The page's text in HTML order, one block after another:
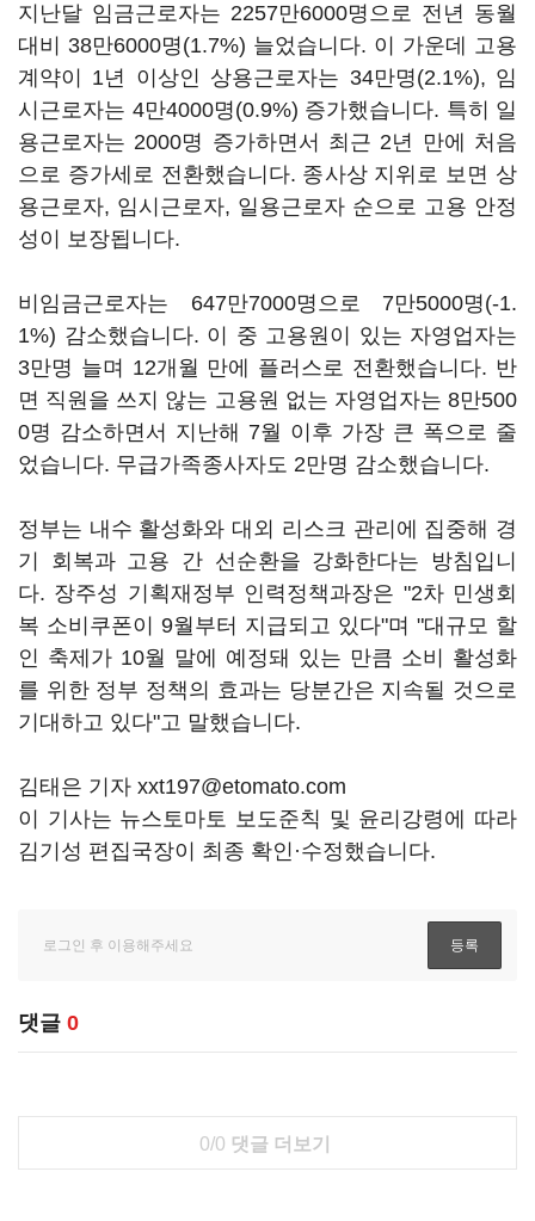
지난달 임금근로자는 2257만6000명으로 전년 동월
대비 38만6000명(1.7%) 늘었습니다. 이 가운데 고용
계약이 1년 이상인 상용근로자는 34만명(2.1%), 임
시근로자는 4만4000명(0.9%) 증가했습니다. 특히 일
용근로자는 2000명 증가하면서 최근 2년 만에 처음
으로 증가세로 전환했습니다. 종사상 지위로 보면 상
용근로자, 임시근로자, 일용근로자 순으로 고용 안정
성이 보장됩니다.
비임금근로자는 647만7000명으로 7만5000명(-1.
1%) 감소했습니다. 이 중 고용원이 있는 자영업자는
3만명 늘며 12개월 만에 플러스로 전환했습니다. 반
면 직원을 쓰지 않는 고용원 없는 자영업자는 8만500
0명 감소하면서 지난해 7월 이후 가장 큰 폭으로 줄
었습니다. 무급가족종사자도 2만명 감소했습니다.
정부는 내수 활성화와 대외 리스크 관리에 집중해 경
기 회복과 고용 간 선순환을 강화한다는 방침입니
다. 장주성 기획재정부 인력정책과장은 "2차 민생회
복 소비쿠폰이 9월부터 지급되고 있다"며 "대규모 할
인 축제가 10월 말에 예정돼 있는 만큼 소비 활성화
를 위한 정부 정책의 효과는 당분간은 지속될 것으로
기대하고 있다"고 말했습니다.
김태은 기자 xxt197@etomato.com
이 기사는 뉴스토마토 보도준칙 및 윤리강령에 따라
김기성 편집국장이 최종 확인·수정했습니다.
댓글 0
0/0 댓글 더보기